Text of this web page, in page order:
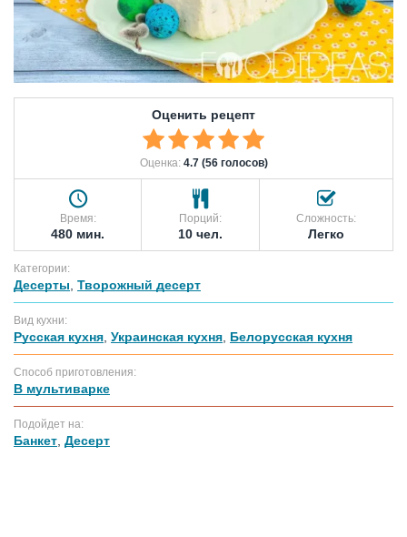
Оценить рецепт
Оценка: 4.7 (56 голосов)
Время:
480 мин.
Порций:
10 чел.
Сложность:
Легко
Категории:
Десерты Творожный десерт
Вид кухни:
Русская кухня Украинская кухня Белорусская кухня
Способ приготовления:
В мультиварке
Подойдет на:
Банкет Десерт